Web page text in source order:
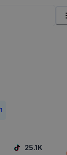
1
25.1K